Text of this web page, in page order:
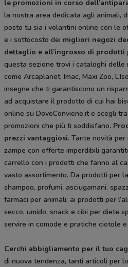
le promozioni in corso
la nostra area dedicata agli animali,
posto tu sia i volantini online con le
e i sottocosto dei migliori negozi
dettaglio e all’ingrosso di prodotti
questa sezione trovi i cataloghi delle
come Arcaplanet, Imac, Maxi Zoo,
insegne che ti garantiscono un
ad acquistare il prodotto di cui hai
online su DoveConviene.it e scegli
promozioni che più ti soddisfano.
prezzi vantaggiosi. Tante novità per
zampe con offerte imperdibili
carrello con i prodotti che fanno al
vasto assortimento. Da prodotti per
shampoo, profumi, asciugamani,
farmaci per animali; ai prodotti per
secco, umido, snack e cibi per diete
servire in comode e pratiche ciotole
Cerchi abbigliamento per il tuo
di nuova tendenza, tanti articoli per